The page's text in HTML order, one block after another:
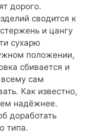
дорого.
сводится к
и цангу
сухарю
положении,
сбивается и
сам
Как известно,
надёжнее.
доработать
типа.